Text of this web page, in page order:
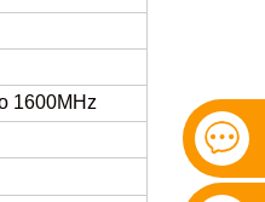
1600MHz